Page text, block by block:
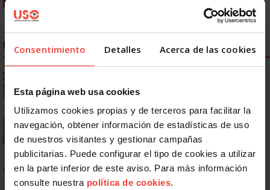
Consentimiento Detalles Acerca de las cookies
Esta página web usa cookies
Utilizamos cookies propias y de terceros para facilitar la
navegación, obtener información de estadísticas de uso
de nuestros visitantes y gestionar campañas
publicitarias. Puede configurar el tipo de cookies a utilizar
en la parte inferior de este aviso. Para más información
consulte nuestra política de cookies.
NOTICIAS MÁS LEÍDAS
Se actualizan las patologías para acceder a la jubilación
anticipada por discapacidad
No: si un festivo cae en sábado, no tienen por qué darte un día
libre